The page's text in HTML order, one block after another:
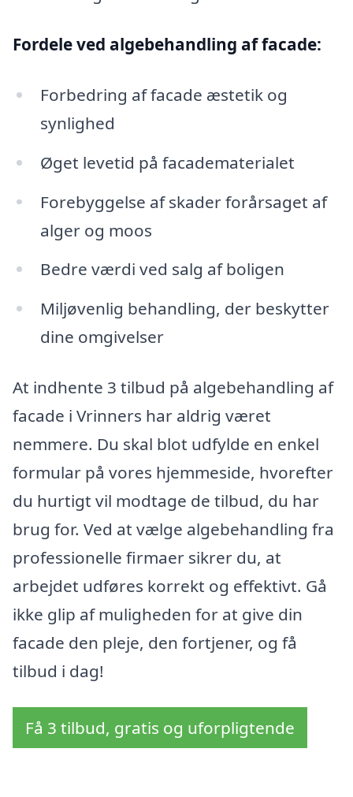
Fordele ved algebehandling af facade:
Forbedring af facade æstetik og
synlighed
Øget levetid på facadematerialet
Forebyggelse af skader forårsaget af
alger og moos
Bedre værdi ved salg af boligen
Miljøvenlig behandling, der beskytter
dine omgivelser
At indhente 3 tilbud på algebehandling af
facade i Vrinners har aldrig været
nemmere. Du skal blot udfylde en enkel
formular på vores hjemmeside, hvorefter
du hurtigt vil modtage de tilbud, du har
brug for. Ved at vælge algebehandling fra
professionelle firmaer sikrer du, at
arbejdet udføres korrekt og effektivt. Gå
ikke glip af muligheden for at give din
facade den pleje, den fortjener, og få
tilbud i dag!
Få 3 tilbud, gratis og uforpligtende